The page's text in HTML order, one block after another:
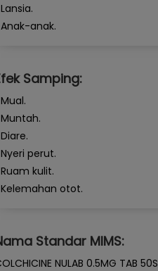
Lansia.
Anak-anak.
Samping:
Mual.
Muntah.
Diare.
Nyeri perut.
Ruam kulit.
Kelemahan otot.
Standar MIMS:
NULAB 0.5MG TAB 50S